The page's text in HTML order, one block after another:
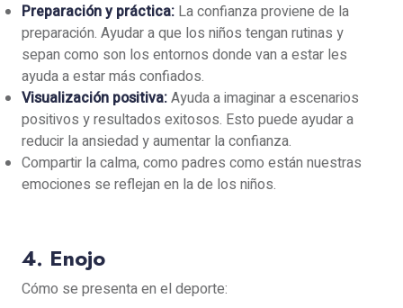
Preparación y práctica: La confianza proviene de la
preparación. Ayudar a que los niños tengan rutinas y
sepan como son los entornos donde van a estar les
ayuda a estar más confiados.
Visualización positiva:Ayuda a imaginar a escenarios
positivos y resultados exitosos. Esto puede ayudar a
reducir la ansiedad y aumentar la confianza.
Compartir la calma, como padres como están nuestras
emociones se reflejan en la de los niños.
4. Enojo
Cómo se presenta en el deporte: